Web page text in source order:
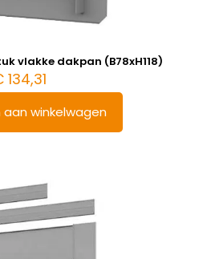
vlakke dakpan (B78xH118)
134,31
winkelwagen